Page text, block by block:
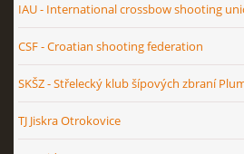
IAU - International crossbow shooting
CSF - Croatian shooting federation
SKŠZ - Střelecký klub šípových zbraní
TJ Jiskra Otrokovice